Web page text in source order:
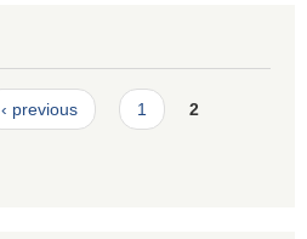
‹ previous 1 2